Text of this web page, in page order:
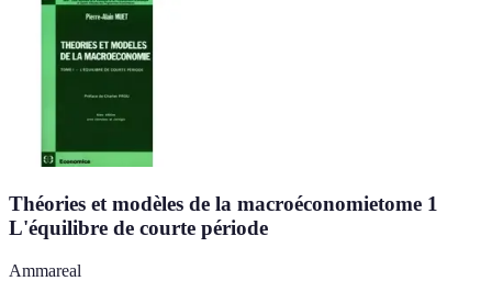
Théories et modèles de la macroéconomietome 1
L'équilibre de courte période
Ammareal